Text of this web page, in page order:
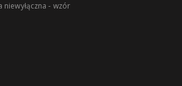
niewyłączna - wzór